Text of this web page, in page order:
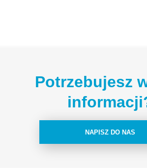
Potrzebujesz
NAPISZ DO NAS